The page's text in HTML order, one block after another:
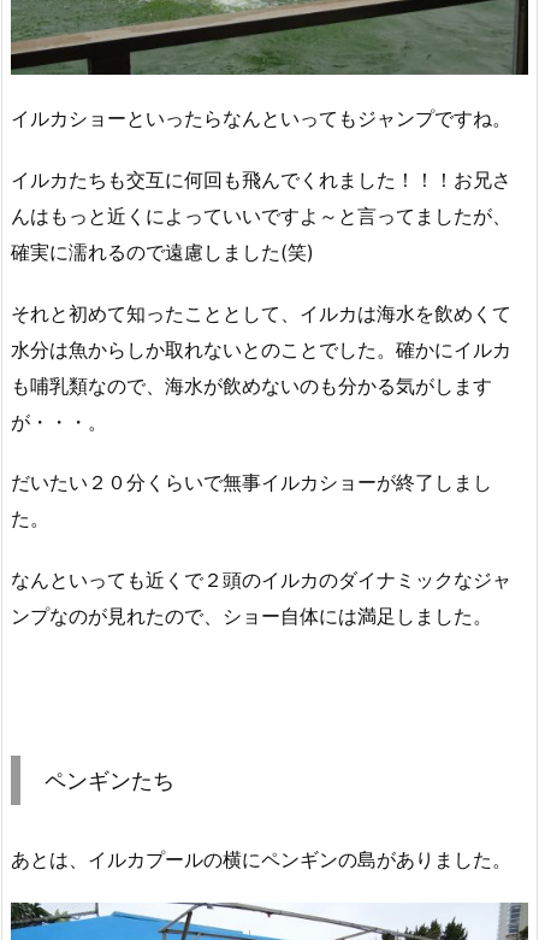
イルカショーといったらなんといってもジャンプですね。
イルカたちも交互に何回も飛んでくれました！！！お兄さ
んはもっと近くによっていいですよ～と言ってましたが、
確実に濡れるので遠慮しました(笑)
それと初めて知ったこととして、イルカは海水を飲めくて
水分は魚からしか取れないとのことでした。確かにイルカ
も哺乳類なので、海水が飲めないのも分かる気がします
が・・・。
だいたい２０分くらいで無事イルカショーが終了しまし
た。
なんといっても近くで２頭のイルカのダイナミックなジャ
ンプなのが見れたので、ショー自体には満足しました。
ペンギンたち
あとは、イルカプールの横にペンギンの島がありました。